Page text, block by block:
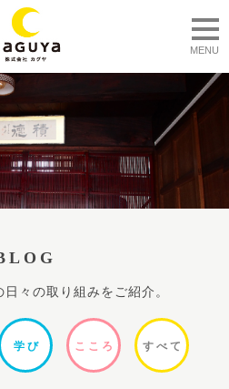
MENU
々の取り組みをご紹介。
学 び ここ ろ すべて